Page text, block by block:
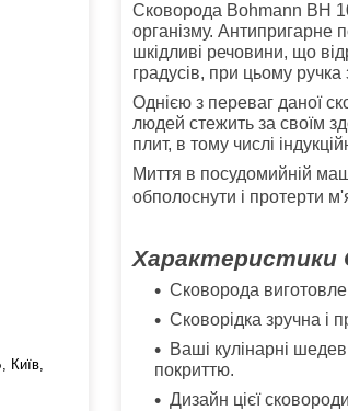
Сковорода Bohmann BH
організму. Антипригарне
шкідливі речовини, що
градусів, при цьому
Однією з переваг даної
людей стежить за своїм
плит, в тому числі
Миття в посудомийній
обполоснути і протерти
Характеристики
Сковорода
Сковорідка зручна і
Ваші кулінарні
покриттю.
Дизайн цієї
Київ,